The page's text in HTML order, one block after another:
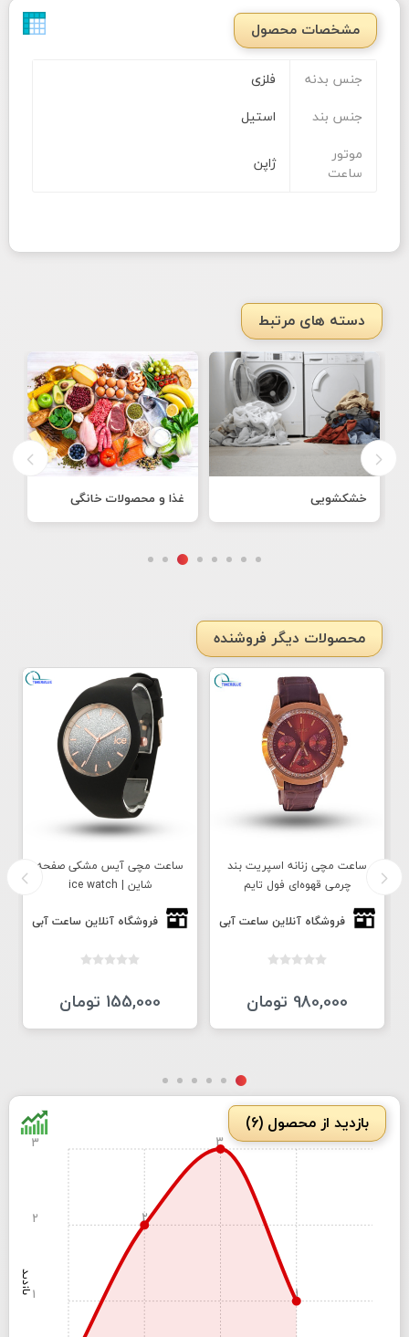
مشخصات محصول
جنس بدنه
فلزی
جنس بند
استیل
موتور
ساعت
ژاپن
دسته های مرتبط
خشکشویی غذا و محصولات خانگی
محصولات دیگر فروشنده
ساعت مچی زنانه اسپریت بند
چرمی قهوه‌ای فول تایم
فروشگاه آنلاین ساعت آبی
980,000 تومان
ساعت مچی آیس مشکی صفحه
شاین | ice watch
فروشگاه آنلاین ساعت آبی
155,000 تومان
بازدید از محصول (6)
بازدید
2
3
1
1
2
3